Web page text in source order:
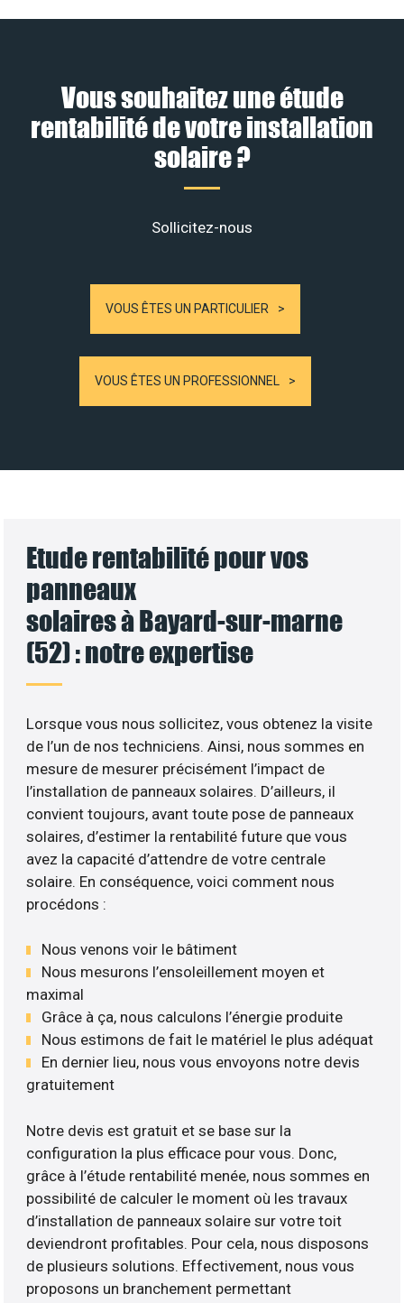
Vous souhaitez une étude
rentabilité de votre installation
solaire ?
Sollicitez-nous
VOUS ÊTES UN PARTICULIER
VOUS ÊTES UN PROFESSIONNEL
Etude rentabilité pour vos
panneaux
solaires à Bayard-sur-marne
(52) : notre expertise
Lorsque vous nous sollicitez, vous obtenez la visite
de l’un de nos techniciens. Ainsi, nous sommes en
mesure de mesurer précisément l’impact de
l’installation de panneaux solaires. D’ailleurs, il
convient toujours, avant toute pose de panneaux
solaires, d’estimer la rentabilité future que vous
avez la capacité d’attendre de votre centrale
solaire. En conséquence, voici comment nous
procédons :
Nous venons voir le bâtiment
Nous mesurons l’ensoleillement moyen et
maximal
Grâce à ça, nous calculons l’énergie produite
Nous estimons de fait le matériel le plus adéquat
En dernier lieu, nous vous envoyons notre devis
gratuitement
Notre devis est gratuit et se base sur la
configuration la plus efficace pour vous. Donc,
grâce à l’étude rentabilité menée, nous sommes en
possibilité de calculer le moment où les travaux
d’installation de panneaux solaire sur votre toit
deviendront profitables. Pour cela, nous disposons
de plusieurs solutions. Effectivement, nous vous
proposons un branchement permettant